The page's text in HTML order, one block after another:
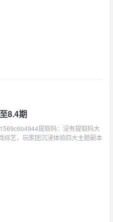
8.4期
提取码：没有提取码大
综艺，玩家团沉浸体验四大主题副本